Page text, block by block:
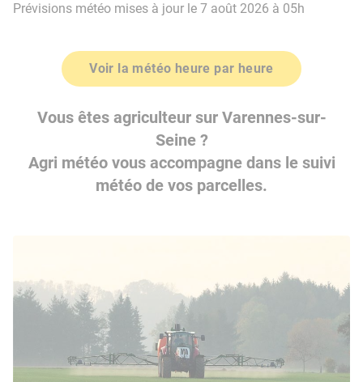
Prévisions météo mises à jour le 7 août 2026 à 05h
Voir la météo heure par heure
Vous êtes agriculteur sur Varennes-sur-
Seine ?
Agri météo vous accompagne dans le suivi
météo de vos parcelles.